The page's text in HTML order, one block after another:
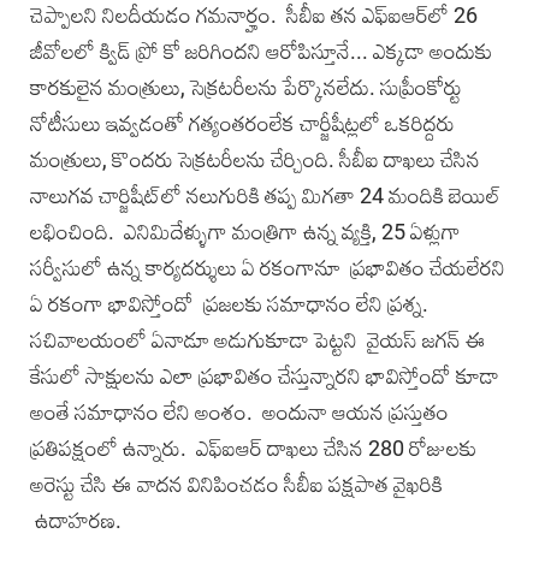
చెప్పాలని నిలదీయడం గమనార్హం. సీబీఐ తన ఎఫ్‌ఐఆర్‌లో 26
జీవోలలో క్విడ్ ప్రో కో జరిగిందని ఆరోపిస్తూనే... ఎక్కడా అందుకు
కారకులైన మంత్రులు, సెక్రటరీలను పేర్కొనలేదు. సుప్రీంకోర్టు
నోటీసులు ఇవ్వడంతో గత్యంతరంలేక చార్జీషీట్లలో ఒకరిద్దరు
మంత్రులు, కొందరు సెక్రటరీలను చేర్చింది. సీబీఐ దాఖలు చేసిన
నాలుగవ చార్జిషీట్‌లో నలుగురికి తప్ప మిగతా 24 మందికి బెయిల్
లభించింది. ఎనిమిదేళ్ళుగా మంత్రిగా ఉన్న వ్యక్తి, 25 ఏళ్లుగా
సర్వీసులో ఉన్న కార్యదర్శులు ఏ రకంగానూ ప్రభావితం చేయలేరని
ఏ రకంగా భావిస్తోందో ప్రజలకు సమాధానం లేని ప్రశ్న.
సచివాలయంలో ఏనాడూ అడుగుకూడా పెట్టని వైయస్ జగన్ ఈ
కేసులో సాక్షులను ఎలా ప్రభావితం చేస్తున్నారని భావిస్తోందో కూడా
అంతే సమాధానం లేని అంశం. అందునా ఆయన ప్రస్తుతం
ప్రతిపక్షంలో ఉన్నారు. ఎఫ్‌ఐఆర్ దాఖలు చేసిన 280 రోజులకు
అరెస్టు చేసి ఈ వాదన వినిపించడం సీబీఐ పక్షపాత వైఖరికి
ఉదాహరణ.